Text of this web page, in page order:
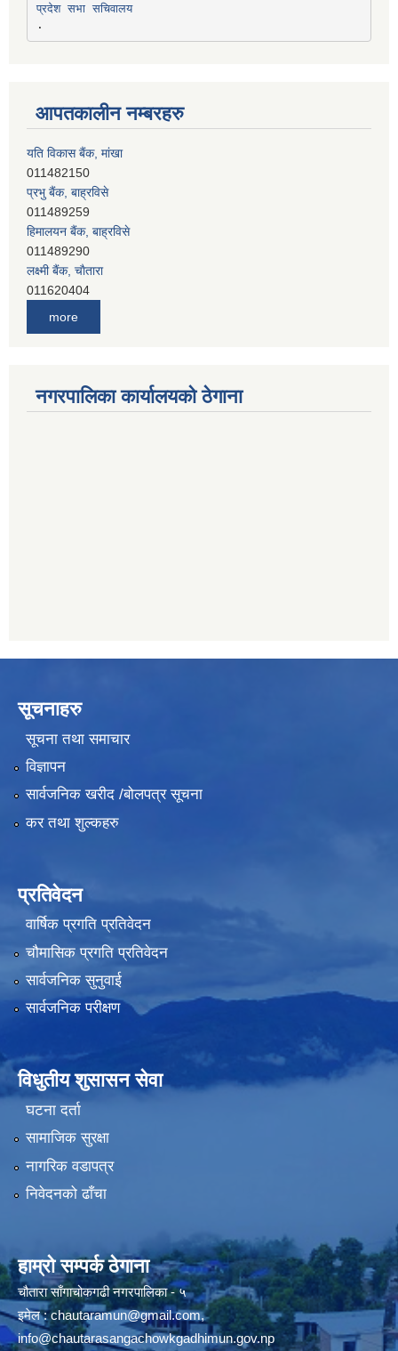
प्रदेश सभा सचिवालय
आपतकालीन नम्बरहरु
यति विकास बैंक, मांखा
011482150
प्रभु बैंक, बाह्रविसे
011489259
हिमालयन बैंक, बाह्रविसे
011489290
लक्ष्मी बैंक, चाैतारा
011620404
देव विकास बैंक, बाह्रविसे
011401005
more
नगरपालिका कार्यालयको ठेगाना
सूचनाहरु
सूचना तथा समाचार
विज्ञापन
सार्वजनिक खरीद /बोलपत्र सूचना
कर तथा शुल्कहरु
प्रतिवेदन
वार्षिक प्रगति प्रतिवेदन
चौमासिक प्रगति प्रतिवेदन
सार्वजनिक सुनुवाई
सार्वजनिक परीक्षण
विधुतीय शुसासन सेवा
घटना दर्ता
सामाजिक सुरक्षा
नागरिक वडापत्र
निवेदनको ढाँचा
हाम्रो सम्पर्क ठेगाना
चौतारा साँगाचोकगढी नगरपालिका - ५
इमेल :chautaramun@gmail.com,
info@chautarasangachowkgadhimun.gov.np